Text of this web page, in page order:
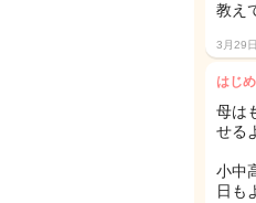
教え
3月29日
はじ
母は
せる
小中
日も